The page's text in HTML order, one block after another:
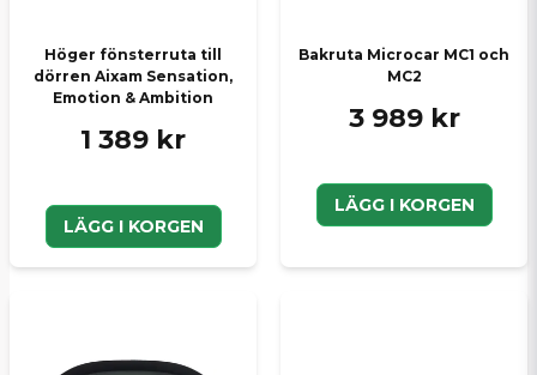
Höger fönsterruta till
dörren Aixam Sensation,
Emotion & Ambition
1 389 kr
LÄGG I KORGEN
Bakruta Microcar MC1 och
MC2
3 989 kr
LÄGG I KORGEN